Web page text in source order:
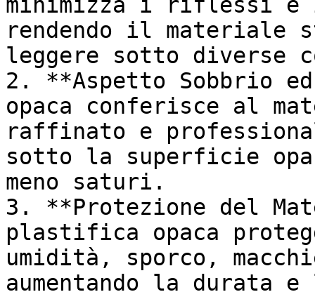
rendendo il materiale
leggere sotto diverse
2. **Aspetto Sobbrio
opaca conferisce al
raffinato e
sotto la superficie
meno saturi.
3. **Protezione del
plastifica opaca
umidità, sporco,
aumentando la durata